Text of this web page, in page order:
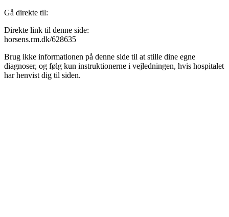
Gå direkte til:
Direkte link til denne side:
horsens.rm.dk/628635
Brug ikke informationen på denne side til at stille dine egne
diagnoser, og følg kun instruktionerne i vejledningen, hvis hospitalet
har henvist dig til siden.